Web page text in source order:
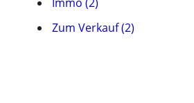
Zum Verkauf (2)